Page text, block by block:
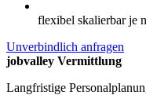
flexibel skalierbar je
Unverbindlich anfragen
jobvalley Vermittlung
Langfristige